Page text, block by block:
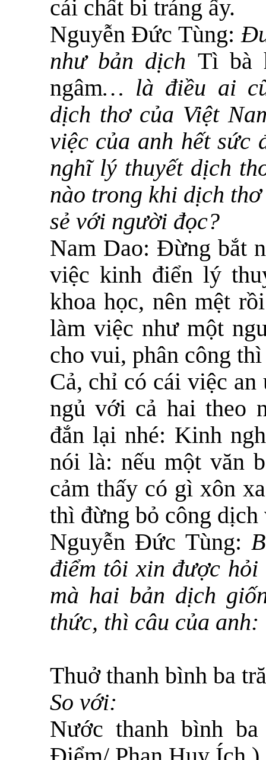
cái chất bi tráng ấy.
Nguyễn Đức Tùng:
như bản dịch Tì bà
ngâm… là điều ai
dịch thơ của Việt
việc của anh hết sức
nghĩ lý thuyết dịch
nào trong khi dịch
sẻ với người đọc?
Nam Dao: Đừng bắt
việc kinh điển lý
khoa học, nên mệt
làm việc như một
cho vui, phân công
Cả, chỉ có cái việc
ngủ với cả hai theo
đắn lại nhé: Kinh
nói là: nếu một văn
cảm thấy có gì xôn
thì đừng bỏ công dịch
Nguyễn Đức Tùng:
điểm tôi xin được
mà hai bản dịch
thức, thì câu của anh:
Thuở thanh bình ba
So với:
Nước thanh bình